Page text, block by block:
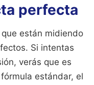
perfecta
están midiendo
Si intentas
verás que es
estándar, el